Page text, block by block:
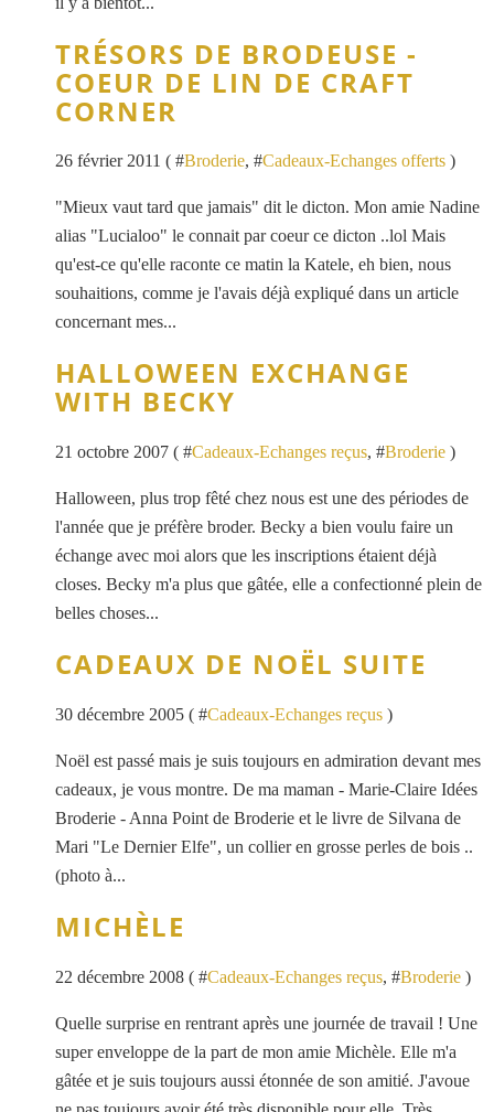
TRÉSORS DE BRODEUSE -
COEUR DE LIN DE CRAFT
CORNER
26 février 2011 ( #Broderie, #Cadeaux-Echanges offerts )
"Mieux vaut tard que jamais" dit le dicton. Mon amie Nadine
alias "Lucialoo" le connait par coeur ce dicton ..lol Mais
qu'est-ce qu'elle raconte ce matin la Katele, eh bien, nous
souhaitions, comme je l'avais déjà expliqué dans un article
concernant mes...
HALLOWEEN EXCHANGE
WITH BECKY
21 octobre 2007 ( #Cadeaux-Echanges reçus, #Broderie )
Halloween, plus trop fêté chez nous est une des périodes de
l'année que je préfère broder. Becky a bien voulu faire un
échange avec moi alors que les inscriptions étaient déjà
closes. Becky m'a plus que gâtée, elle a confectionné plein de
belles choses...
CADEAUX DE NOËL SUITE
30 décembre 2005 ( #Cadeaux-Echanges reçus )
Noël est passé mais je suis toujours en admiration devant mes
cadeaux, je vous montre. De ma maman - Marie-Claire Idées
Broderie - Anna Point de Broderie et le livre de Silvana de
Mari "Le Dernier Elfe", un collier en grosse perles de bois ..
(photo à...
MICHÈLE
22 décembre 2008 ( #Cadeaux-Echanges reçus, #Broderie )
Quelle surprise en rentrant après une journée de travail ! Une
super enveloppe de la part de mon amie Michèle. Elle m'a
gâtée et je suis toujours aussi étonnée de son amitié. J'avoue